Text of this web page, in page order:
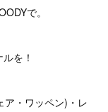
で。
を！
ア・ワッペン)・レ